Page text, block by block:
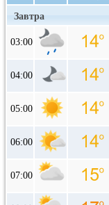
Завтра
03:00
04:00
05:00
06:00
07:00